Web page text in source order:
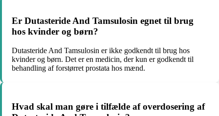
Er Dutasteride And Tamsulosin egnet til brug
hos kvinder og børn?
Dutasteride And Tamsulosin er ikke godkendt til brug hos
kvinder og børn. Det er en medicin, der kun er godkendt til
behandling af forstørret prostata hos mænd.
Hvad skal man gøre i tilfælde af overdosering af